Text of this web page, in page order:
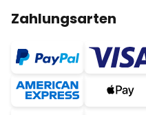
Zahlungsarten